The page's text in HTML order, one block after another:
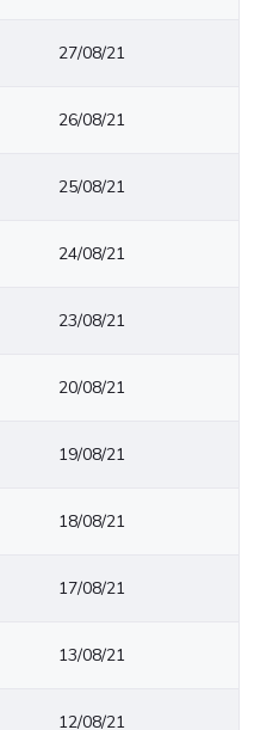
27/08/21
26/08/21
25/08/21
24/08/21
23/08/21
20/08/21
19/08/21
18/08/21
17/08/21
13/08/21
12/08/21